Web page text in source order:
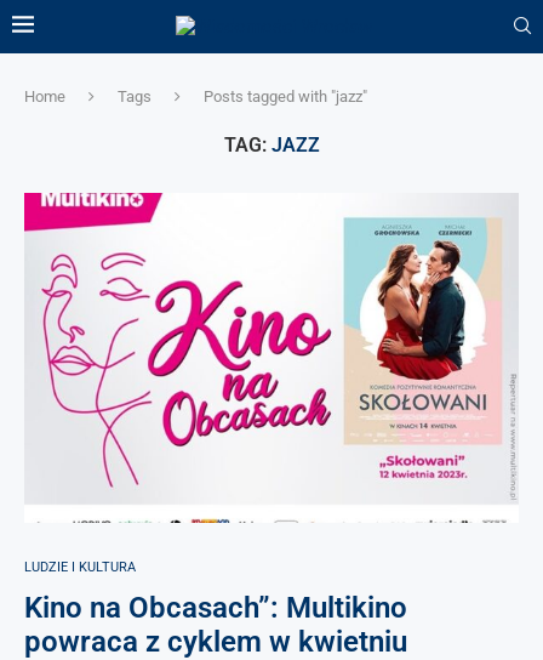
Home Tags Posts tagged with "jazz"
TAG: JAZZ
LUDZIE I KULTURA
Kino na Obcasach”: Multikino
powraca z cyklem w kwietniu